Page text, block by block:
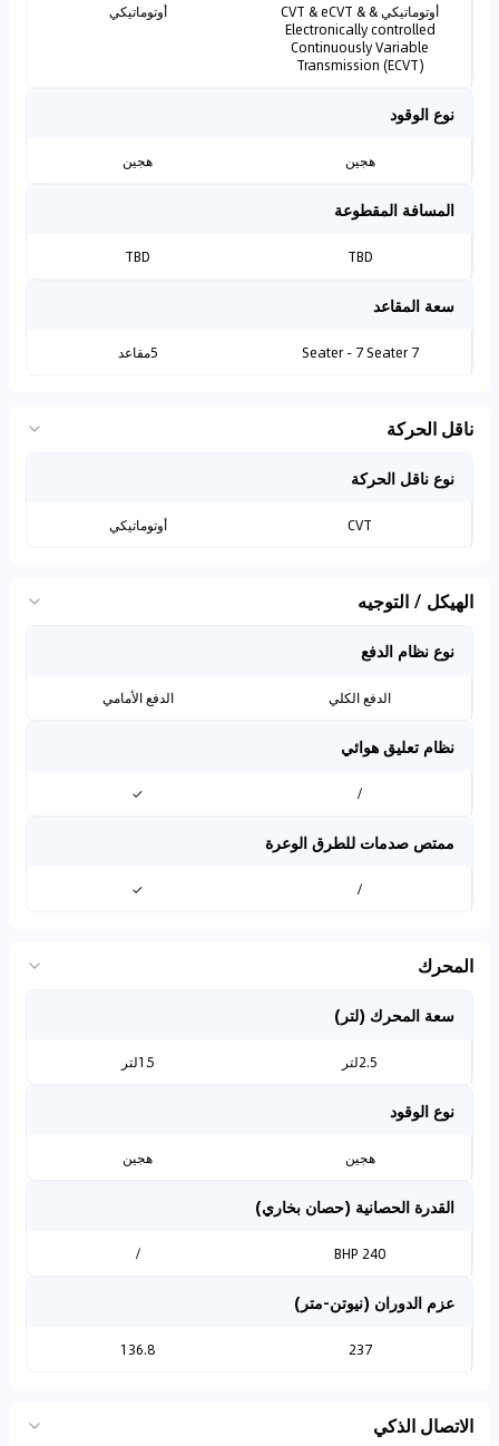
أوتوماتيكي & CVT & eCVT &
Electronically controlled
Continuously Variable
Transmission (ECVT)
أوتوماتيكي
نوع الوقود
هجين هجين
المسافة المقطوعة
TBD
TBD
سعة المقاعد
7 Seater - 7 Seater 5مقاعد
ناقل الحركة
نوع ناقل الحركة
CVT أوتوماتيكي
الهيكل / التوجيه
نوع نظام الدفع
الدفع الكلي الدفع الأمامي
نظام تعليق هوائي
/
✓
ممتص صدمات للطرق الوعرة
/
✓
المحرك
سعة المحرك (لتر)
2.5لتر 1.5لتر
نوع الوقود
هجين هجين
القدرة الحصانية (حصان بخاري)
240 BHP
/
عزم الدوران (نيوتن-متر)
237
136.8
الاتصال الذكي